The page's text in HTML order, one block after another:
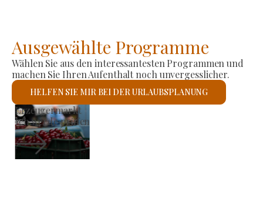
Ausgewählte Programme
Wählen Sie aus den interessantesten Programmen und
machen Sie Ihren Aufenthalt noch unvergesslicher.
HELFEN SIE MIR BEI DER URLAUBSPLANUNG
Römisch-katholische Kirche St. László
Ich werde prüfen